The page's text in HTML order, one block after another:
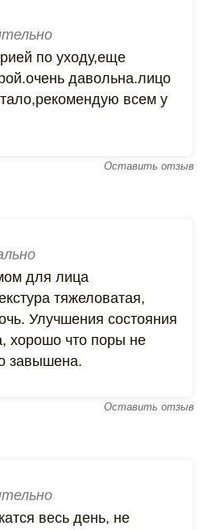
по уходу,еще
давольна.лицо
всем у
Оставить отзыв
для лица
тяжеловатая,
Улучшения состояния
хорошо что поры не
завышена.
Оставить отзыв
весь день, не